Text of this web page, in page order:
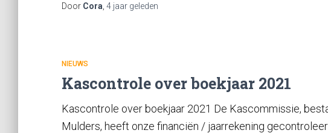
Door Cora 4 jaar geleden
NIEUWS
Kascontrole over boekjaar 2021
Kascontrole over boekjaar 2021 De Kascommissie,
Mulders, heeft onze financiën / jaarrekening